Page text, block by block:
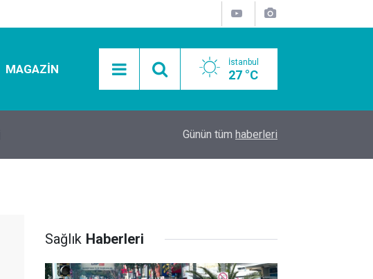
MAGAZIN İstanbul
27 °C
Mobil Araçlarla Hayır Lokması Dağıtımının
Günün tüm haberleri
Sağlık Haberleri